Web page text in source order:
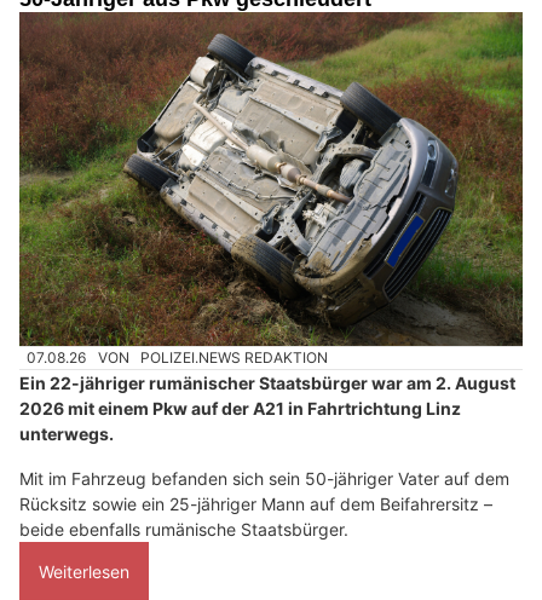
07.08.26 VON POLIZEI.NEWS REDAKTION
Ein 22-jähriger rumänischer Staatsbürger war am 2. August
2026 mit einem Pkw auf der A21 in Fahrtrichtung Linz
unterwegs.
Mit im Fahrzeug befanden sich sein 50-jähriger Vater auf dem
Rücksitz sowie ein 25-jähriger Mann auf dem Beifahrersitz –
beide ebenfalls rumänische Staatsbürger.
Weiterlesen